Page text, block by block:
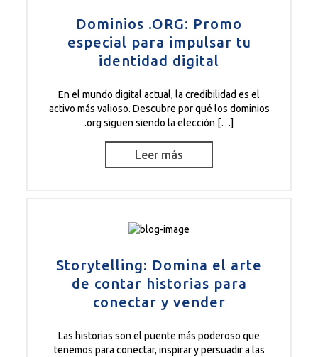
Dominios .ORG: Promo
especial para impulsar tu
identidad digital
En el mundo digital actual, la credibilidad es el
activo más valioso. Descubre por qué los dominios
.org siguen siendo la elección […]
Leer más
Storytelling: Domina el arte
de contar historias para
conectar y vender
Las historias son el puente más poderoso que
tenemos para conectar, inspirar y persuadir a las